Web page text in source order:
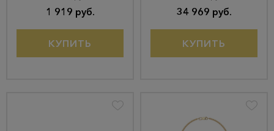
1 919 руб.
КУПИТЬ
34 969 руб.
КУПИТЬ